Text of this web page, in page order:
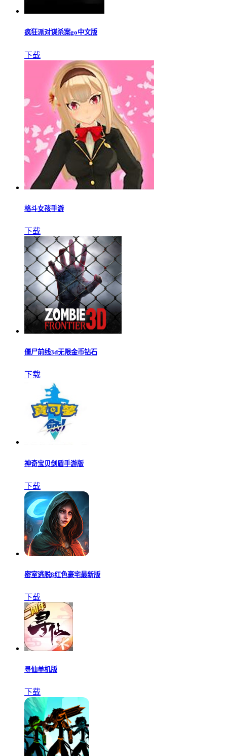
疯狂派对谋杀案go中文版
下载
格斗女孩手游
下载
僵尸前线3d无限金币钻石
下载
神奇宝贝剑盾手游版
下载
密室逃脱8红色豪宅最新版
下载
寻仙单机版
下载